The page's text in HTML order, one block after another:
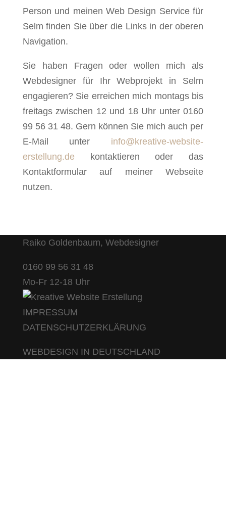
Person und meinen Web Design Service für
Selm finden Sie über die Links in der oberen
Navigation.
Sie haben Fragen oder wollen mich als
Webdesigner für Ihr Webprojekt in Selm
engagieren? Sie erreichen mich montags bis
freitags zwischen 12 und 18 Uhr unter 0160
99 56 31 48. Gern können Sie mich auch per
E-Mail unter info@kreative-website-
erstellung.de kontaktieren oder das
Kontaktformular auf meiner Webseite
nutzen.
Raiko Goldenbaum, Webdesigner
0160 99 56 31 48
Mo-Fr 12-18 Uhr
IMPRESSUM
DATENSCHUTZERKLÄRUNG
WEBDESIGN IN DEUTSCHLAND